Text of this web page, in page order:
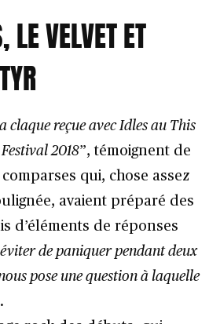
LE VELVET ET
claque reçue avec Idles au This
2018”, témoignent de
qui, chose assez
avaient préparé des
d’éléments de réponses
de paniquer pendant deux
pose une question à laquelle